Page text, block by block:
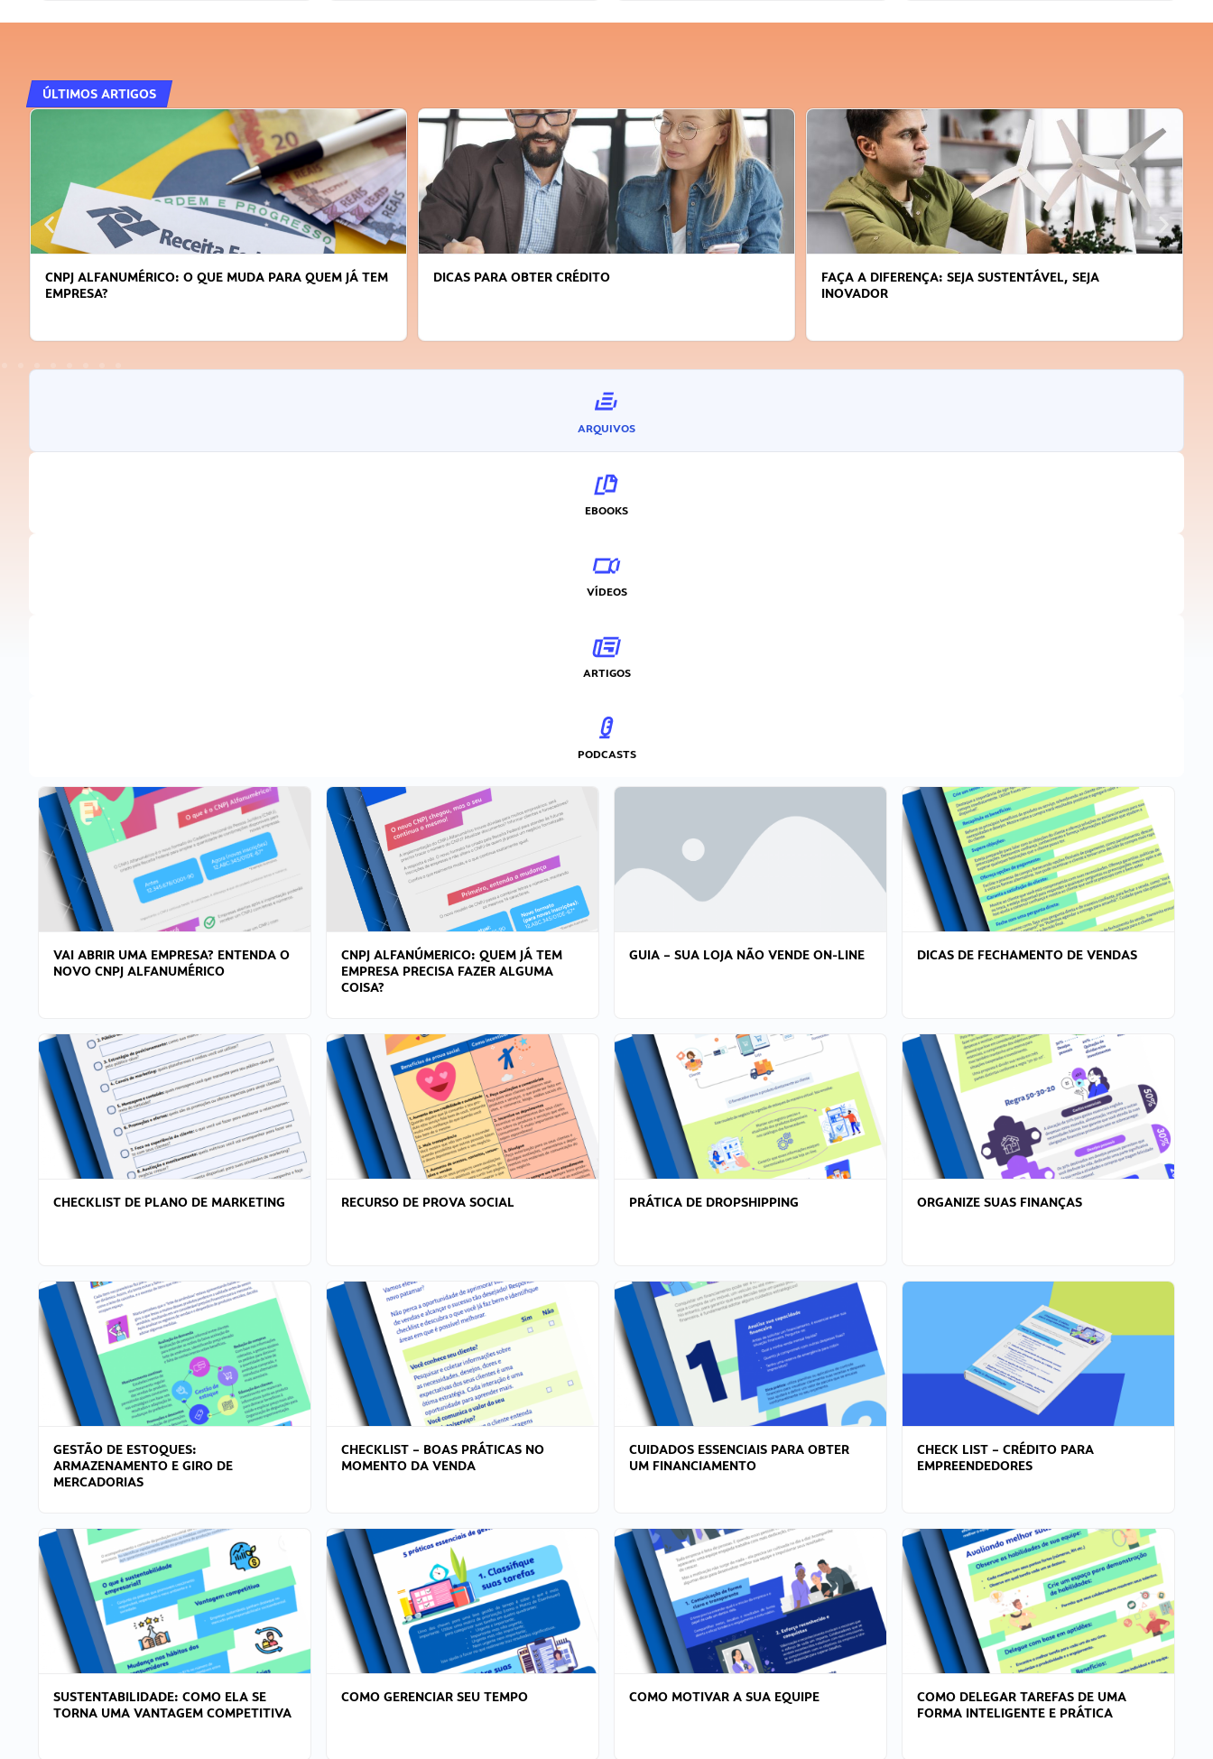
ÚLTIMOS ARTIGOS
CNPJ ALFANUMÉRICO: O QUE MUDA PARA QUEM JÁ TEM
EMPRESA?
DICAS PARA OBTER CRÉDITO
FAÇA A DIFERENÇA: SEJA SUSTENTÁVEL, SEJA
INOVADOR
ARQUIVOS
EBOOKS
VÍDEOS
ARTIGOS
PODCASTS
VAI ABRIR UMA EMPRESA? ENTENDA O
NOVO CNPJ ALFANUMÉRICO
CNPJ ALFANÚMERICO: QUEM JÁ TEM
EMPRESA PRECISA FAZER ALGUMA
COISA?
GUIA – SUA LOJA NÃO VENDE ON-LINE DICAS DE FECHAMENTO DE VENDAS
CHECKLIST DE PLANO DE MARKETING RECURSO DE PROVA SOCIAL PRÁTICA DE DROPSHIPPING ORGANIZE SUAS FINANÇAS
GESTÃO DE ESTOQUES:
ARMAZENAMENTO E GIRO DE
MERCADORIAS
CHECKLIST – BOAS PRÁTICAS NO
MOMENTO DA VENDA
CUIDADOS ESSENCIAIS PARA OBTER
UM FINANCIAMENTO
CHECK LIST – CRÉDITO PARA
EMPREENDEDORES
SUSTENTABILIDADE: COMO ELA SE
TORNA UMA VANTAGEM COMPETITIVA
COMO GERENCIAR SEU TEMPO COMO MOTIVAR A SUA EQUIPE
COMO DELEGAR TAREFAS DE UMA
FORMA INTELIGENTE E PRÁTICA